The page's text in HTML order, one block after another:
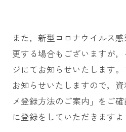
また，新型コロナウイルス
更する場合もございますが
ジにてお知らせいたします
お知らせいたしますので，
メ登録方法のご案内」をご
に登録をしていただきますよ